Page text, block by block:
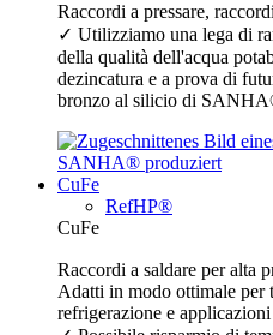
Raccordi a pressare,
✓ Utilizziamo una lega di
della qualità dell'acqua
dezincatura e a prova di
bronzo al silicio di
CuFe
RefHP®
CuFe
Raccordi a saldare per alta
Adatti in modo ottimale per
refrigerazione e